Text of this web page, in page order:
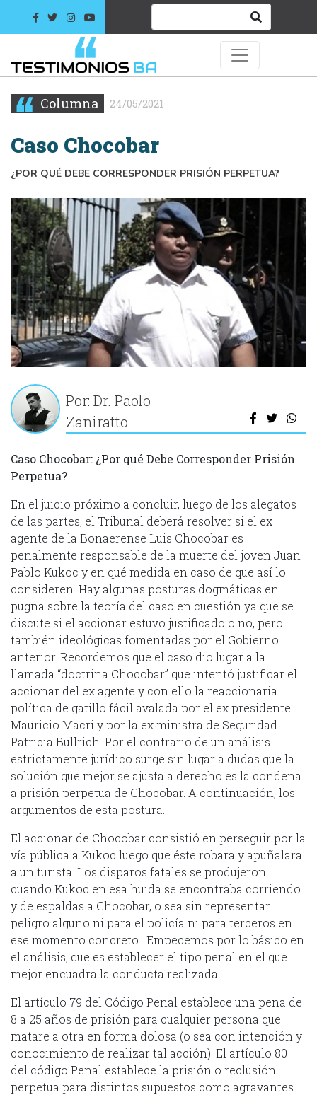
Columna 24/05/2021
Caso Chocobar
¿POR QUÉ DEBE CORRESPONDER PRISIÓN PERPETUA?
Por: Dr. Paolo
Zaniratto
Caso Chocobar: ¿Por qué Debe Corresponder Prisión
Perpetua?
En el juicio próximo a concluir, luego de los alegatos
de las partes, el Tribunal deberá resolver si el ex
agente de la Bonaerense Luis Chocobar es
penalmente responsable de la muerte del joven Juan
Pablo Kukoc y en qué medida en caso de que así lo
consideren. Hay algunas posturas dogmáticas en
pugna sobre la teoría del caso en cuestión ya que se
discute si el accionar estuvo justificado o no, pero
también ideológicas fomentadas por el Gobierno
anterior. Recordemos que el caso dio lugar a la
llamada “doctrina Chocobar” que intentó justificar el
accionar del ex agente y con ello la reaccionaria
política de gatillo fácil avalada por el ex presidente
Mauricio Macri y por la ex ministra de Seguridad
Patricia Bullrich. Por el contrario de un análisis
estrictamente jurídico surge sin lugar a dudas que la
solución que mejor se ajusta a derecho es la condena
a prisión perpetua de Chocobar. A continuación, los
argumentos de esta postura.
El accionar de Chocobar consistió en perseguir por la
vía pública a Kukoc luego que éste robara y apuñalara
a un turista. Los disparos fatales se produjeron
cuando Kukoc en esa huida se encontraba corriendo
y de espaldas a Chocobar, o sea sin representar
peligro alguno ni para el policía ni para terceros en
ese momento concreto. Empecemos por lo básico en
el análisis, que es establecer el tipo penal en el que
mejor encuadra la conducta realizada.
El artículo 79 del Código Penal establece una pena de
8 a 25 años de prisión para cualquier persona que
matare a otra en forma dolosa (o sea con intención y
conocimiento de realizar tal acción). El artículo 80
del código Penal establece la prisión o reclusión
perpetua para distintos supuestos como agravantes